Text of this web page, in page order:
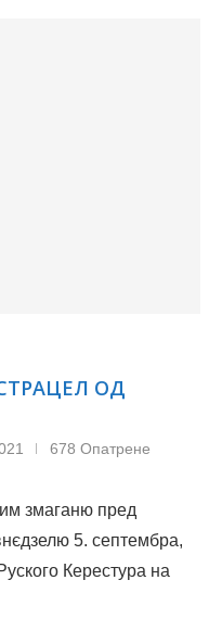
ОД
678 Опатрене
змаганю пред
5. септембра,
Керестура на